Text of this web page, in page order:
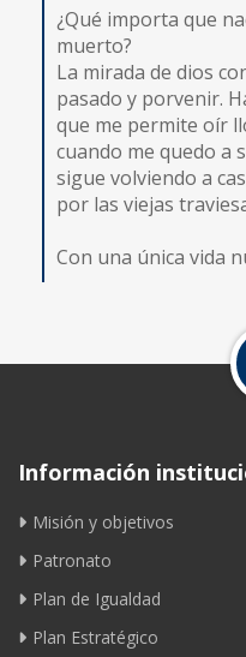
¿Qué importa que
muerto?
La mirada de dios
pasado y porvenir.
que me permite oír
cuando me quedo a
sigue volviendo a
por las viejas
Con una única vida
Información
Misión y objetivos
Patronato
Plan de Igualdad
Plan Estratégico